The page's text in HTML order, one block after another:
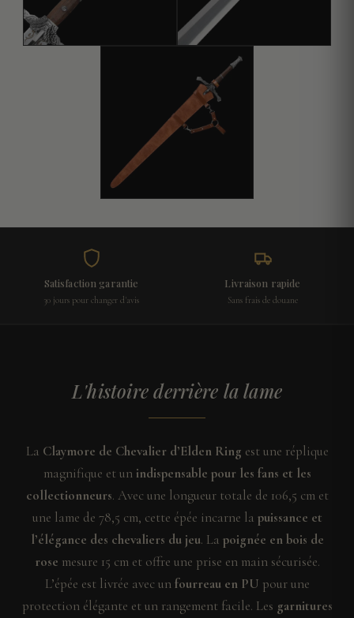
Satisfaction garantie
30 jours pour changer d'avis
Livraison rapide
Sans frais de douane
L'histoire derrière la lame
La Claymore de Chevalier d’Elden Ring est une réplique
magnifique et un indispensable pour les fans et les
collectionneurs. Avec une longueur totale de 106,5 cm et
une lame de 78,5 cm, cette épée incarne la puissance et
l’élégance des chevaliers du jeu. La poignée en bois de
rose mesure 15 cm et offre une prise en main sécurisée.
L’épée est livrée avec unfourreau en PU pour une
protection élégante et un rangement facile. Les garnitures